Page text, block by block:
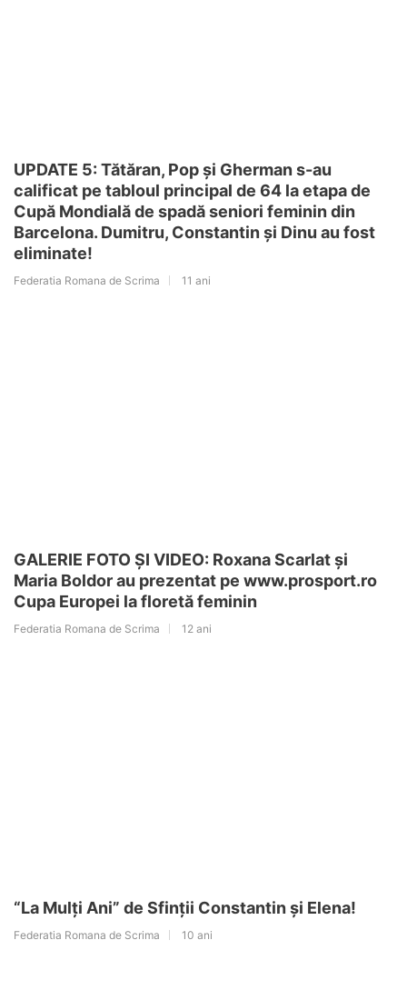
UPDATE 5: Tătăran, Pop și Gherman s-au
calificat pe tabloul principal de 64 la etapa de
Cupă Mondială de spadă seniori feminin din
Barcelona. Dumitru, Constantin și Dinu au fost
eliminate!
Federatia Romana de Scrima 11 ani
GALERIE FOTO ȘI VIDEO: Roxana Scarlat și
Maria Boldor au prezentat pe www.prosport.ro
Cupa Europei la floretă feminin
Federatia Romana de Scrima 12 ani
“La Mulți Ani” de Sfinții Constantin și Elena!
Federatia Romana de Scrima 10 ani